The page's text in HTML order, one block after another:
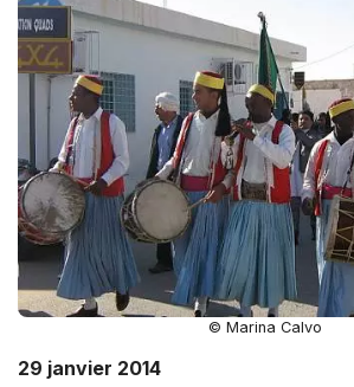
© Marina Calvo
29 janvier 2014